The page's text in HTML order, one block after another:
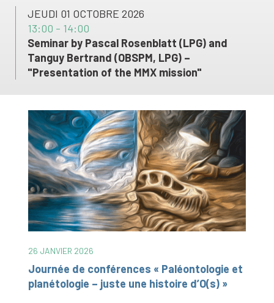
JEUDI 01 OCTOBRE 2026
13:00 - 14:00
Seminar by Pascal Rosenblatt (LPG) and
Tanguy Bertrand (OBSPM, LPG) –
"Presentation of the MMX mission"
26 JANVIER 2026
Journée de conférences « Paléontologie et
planétologie – juste une histoire d’O(s) »